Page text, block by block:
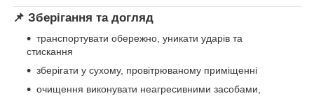
📌 Зберігання та догляд
транспортувати обережно, уникати ударів та
стискання
зберігати у сухому, провітрюваному приміщенні
очищення виконувати неагресивними засобами,